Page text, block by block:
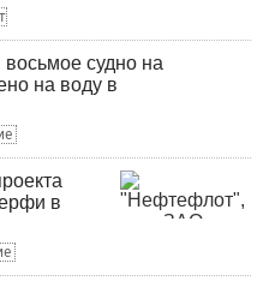
судно на
на воду в
в